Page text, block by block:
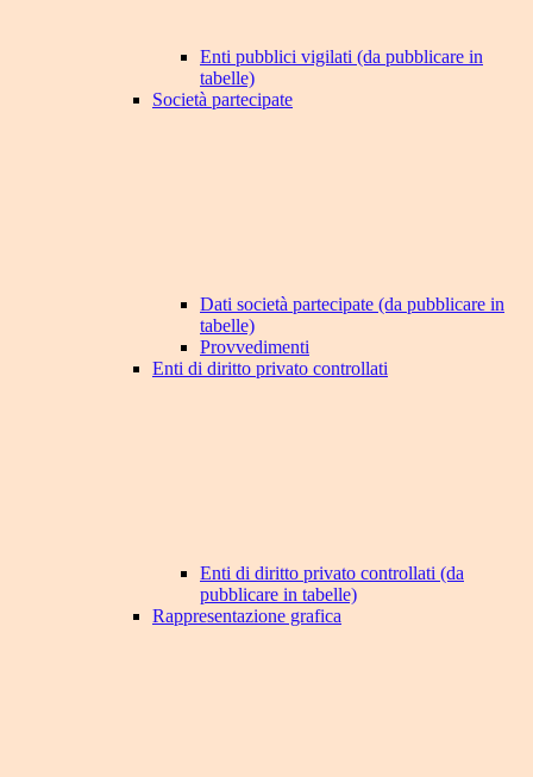
Enti pubblici vigilati (da pubblicare in
tabelle)
Società partecipate
Dati società partecipate (da pubblicare in
tabelle)
Provvedimenti
Enti di diritto privato controllati
Enti di diritto privato controllati (da
pubblicare in tabelle)
Rappresentazione grafica